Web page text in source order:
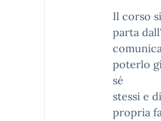
Il corso
parta
poterlo
sé
stessi e
propria